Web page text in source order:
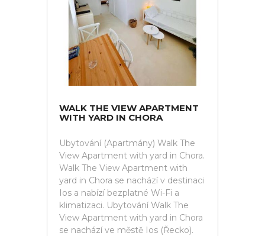
WALK THE VIEW APARTMENT
WITH YARD IN CHORA
Ubytování (Apartmány) Walk The
View Apartment with yard in Chora.
Walk The View Apartment with
yard in Chora se nachází v destinaci
Ios a nabízí bezplatné Wi-Fi a
klimatizaci. Ubytování Walk The
View Apartment with yard in Chora
se nachází ve městě Ios (Řecko).